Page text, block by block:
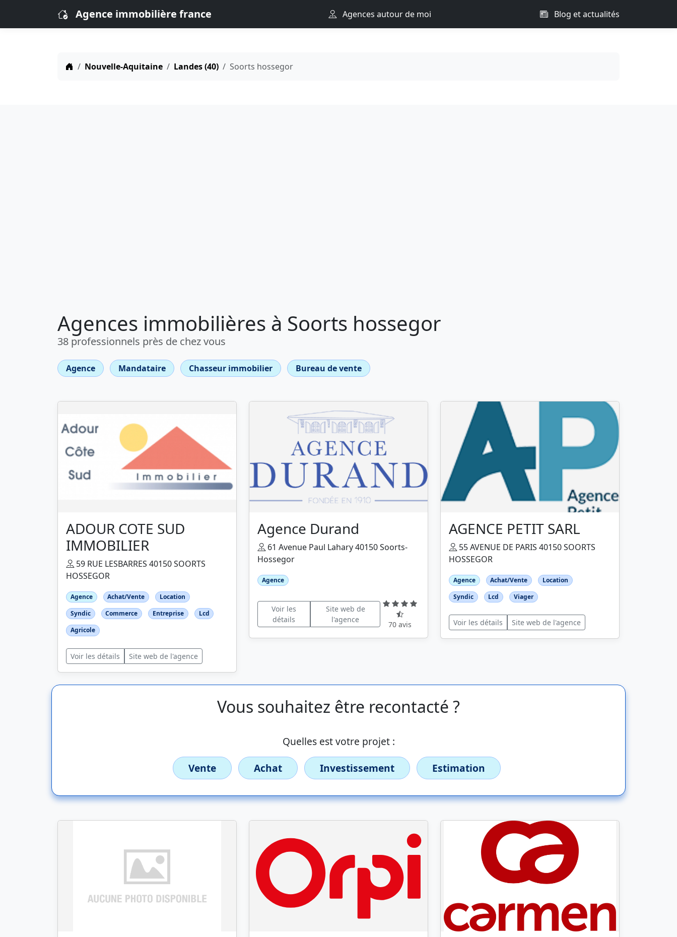
Agence immobilière france Agences autour de moi Blog et actualités
Nouvelle-Aquitaine Landes (40) Soorts hossegor
Agences immobilières à Soorts hossegor
38 professionnels près de chez vous
Agence Mandataire Chasseur immobilier Bureau de vente
ADOUR COTE SUD
IMMOBILIER
59 RUE LESBARRES 40150 SOORTS
HOSSEGOR
Agence Achat/Vente
Location
Syndic
Commerce Entreprise
Lcd
Agricole
Voir les détails Site web de l'agence
Agence Durand
61 Avenue Paul Lahary 40150 Soorts-
Hossegor
Agence
Voir les
détails
Site web de
l'agence
70 avis
AGENCE PETIT SARL
55 AVENUE DE PARIS 40150 SOORTS
HOSSEGOR
Agence Achat/Vente
Location
Syndic
Lcd Viager
Voir les détails Site web de l'agence
Vous souhaitez être recontacté ?
Quelles est votre projet :
Vente
Achat Investissement Estimation